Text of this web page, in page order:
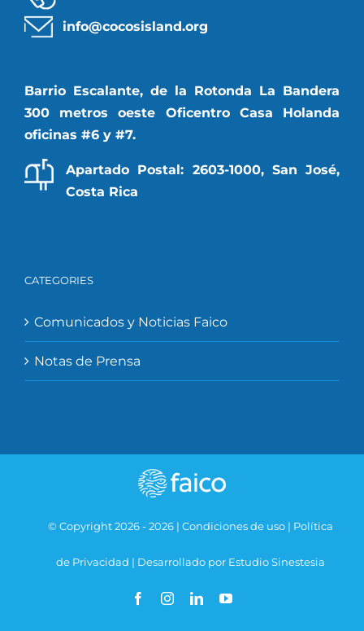
info@cocosisland.org
Barrio Escalante, de la Rotonda La Bandera
300 metros oeste Oficentro Casa Holanda
oficinas #6 y #7.
Apartado Postal: 2603-1000, San José,
Costa Rica
CATEGORIES
Comunicados y Noticias Faico
Notas de Prensa
© Copyright 2026 -2026 | Condiciones de uso| Política
de Privacidad | Desarrollado por Estudio Sinestesia
FacebookInstagramLinkedInYouTube